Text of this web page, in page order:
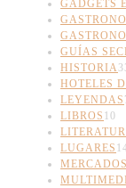
GADGETS
GUÍAS
HISTORIA
HOTELES
LEYENDAS
LIBROS 10
LUGARES